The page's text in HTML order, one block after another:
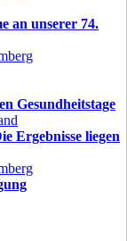
an unserer 74.
Gesundheitstage
Ergebnisse liegen